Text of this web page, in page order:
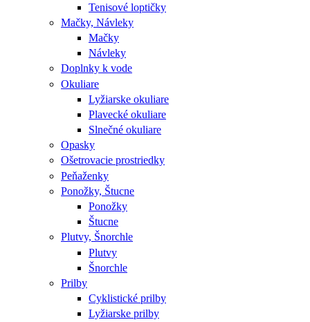
Tenisové loptičky
Mačky, Návleky
Mačky
Návleky
Doplnky k vode
Okuliare
Lyžiarske okuliare
Plavecké okuliare
Slnečné okuliare
Opasky
Ošetrovacie prostriedky
Peňaženky
Ponožky, Štucne
Ponožky
Štucne
Plutvy, Šnorchle
Plutvy
Šnorchle
Prilby
Cyklistické prilby
Lyžiarske prilby